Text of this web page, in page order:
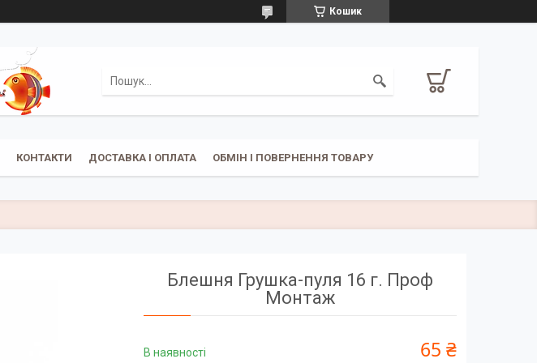
Кошик
КОНТАКТИ ДОСТАВКА І ОПЛАТА ОБМІН І ПОВЕРНЕННЯ ТОВАРУ
Блешня Грушка-пуля 16 г. Проф
Монтаж
В наявності
65 ₴